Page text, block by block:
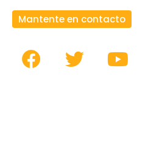
Mantente en contacto